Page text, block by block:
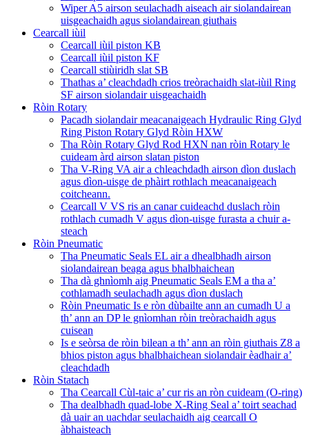
Wiper A5 airson seulachadh aiseach air siolandairean
uisgeachaidh agus siolandairean giuthais
Cearcall iùil
Cearcall iùil piston KB
Cearcall iùil piston KF
Cearcall stiùiridh slat SB
Thathas a’ cleachdadh crios treòrachaidh slat-iùil Ring
SF airson siolandair uisgeachaidh
Ròin Rotary
Pacadh siolandair meacanaigeach Hydraulic Ring Glyd
Ring Piston Rotary Glyd Ròin HXW
Tha Ròin Rotary Glyd Rod HXN nan ròin Rotary le
cuideam àrd airson slatan piston
Tha V-Ring VA air a chleachdadh airson dìon duslach
agus dìon-uisge de phàirt rothlach meacanaigeach
coitcheann.
Cearcall V VS ris an canar cuideachd duslach ròin
rothlach cumadh V agus dìon-uisge furasta a chuir a-
steach
Ròin Pneumatic
Tha Pneumatic Seals EL air a dhealbhadh airson
siolandairean beaga agus bhalbhaichean
Tha dà ghnìomh aig Pneumatic Seals EM a tha a’
cothlamadh seulachadh agus dìon duslach
Ròin Pneumatic Is e ròn dùbailte ann an cumadh U a
th’ ann an DP le gnìomhan ròin treòrachaidh agus
cuisean
Is e seòrsa de ròin bilean a th’ ann an ròin giuthais Z8 a
bhios piston agus bhalbhaichean siolandair èadhair a’
cleachdadh
Ròin Statach
Tha Cearcall Cùl-taic a’ cur ris an ròn cuideam (O-ring)
Tha dealbhadh quad-lobe X-Ring Seal a’ toirt seachad
dà uair an uachdar seulachaidh aig cearcall O
àbhaisteach